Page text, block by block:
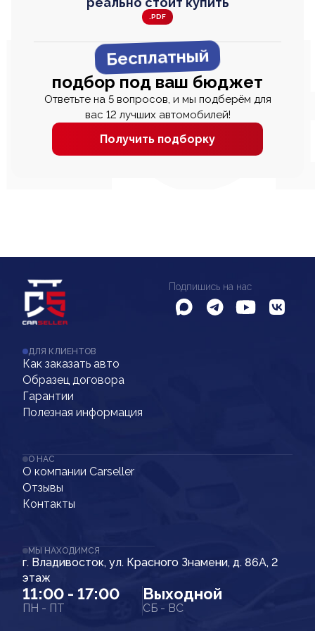
.PDF
Бесплатный
подбор под ваш бюджет
Ответьте на 5 вопросов, и мы подберём для
вас 12 лучших автомобилей!
Получить подборку
Подпишись на нас
ДЛЯ КЛИЕНТОВ
Как заказать авто
Образец договора
Гарантии
Полезная информация
О НАС
О компании Carseller
Отзывы
Контакты
МЫ НАХОДИМСЯ
г. Владивосток, ул. Красного Знамени, д. 86А, 2
этаж
11:00 - 17:00
ПН - ПТ
Выходной
СБ - ВС